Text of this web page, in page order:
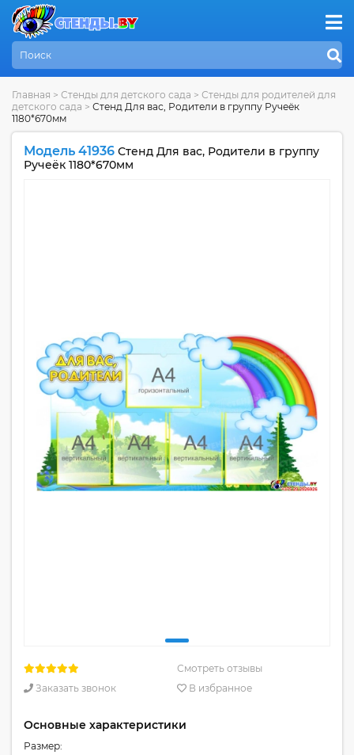
Главная > Стенды для детского сада > Стенды для родителей для
детского сада > Стенд Для вас, Родители в группу Ручеёк
1180*670мм
Модель 41936 Стенд Для вас, Родители в группу
Ручеёк 1180*670мм
Смотреть отзывы
Заказать звонок
В избранное
Основные характеристики
Размер: